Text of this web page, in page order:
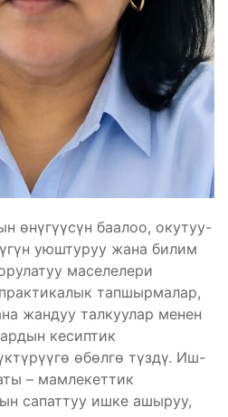
өнүгүүсүн баалоо, окутуу-
уюштуруу жана билим
маселелери
тапшырмалар,
жандуу талкуулар менен
кесиптик
өбөлгө түздү. Иш-
– мамлекеттик
сапаттуу ишке ашыруу,